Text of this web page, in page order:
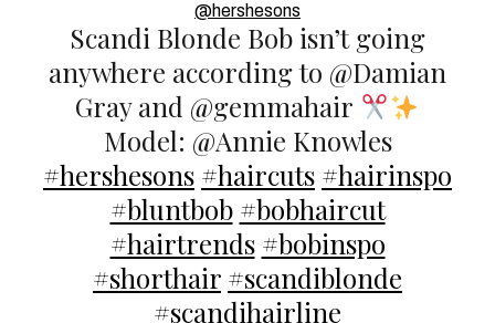
@hershesons
Scandi Blonde Bob isn’t going
anywhere according to @Damian
Gray and @gemmahair
Model: @Annie Knowles
#hershesons #haircuts #hairinspo
#bluntbob #bobhaircut
#hairtrends #bobinspo
#shorthair #scandiblonde
#scandihairline